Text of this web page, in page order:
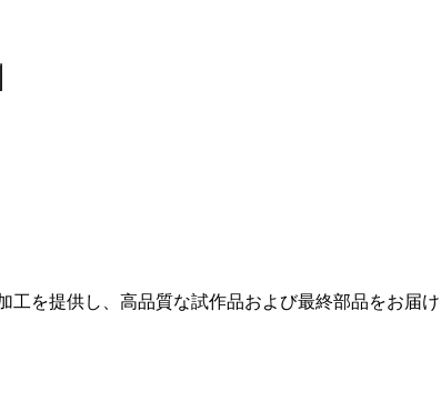
を提供し、高品質な試作品および最終部品をお届